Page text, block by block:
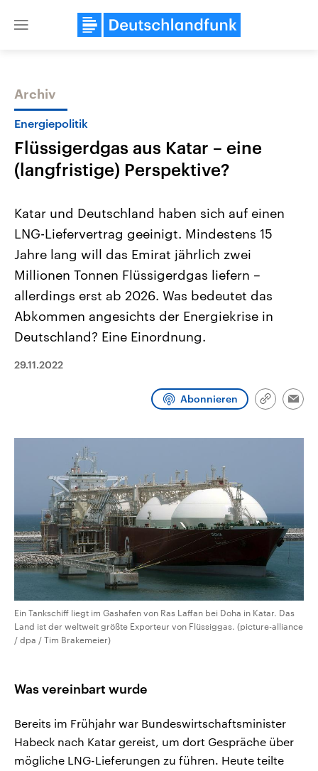
Close
Themen
Landtagswahl Sachsen-Anhalt
2026
Alle Informationen
Sachsen-Anhalt wählt am 6.
September 2026 einen neuen
Landtag. Seit 2021 wird das
Bundesland von einer Koalition aus
CDU, SPD und FDP regiert.-
Umfragen, Prognosen,
und Hintergründe zu den Parteien
und Kandidaten der anstehenden
USA
Aktuelle Beiträge,
Hintergründe
Wirtschaftlich und
gehören die Vereinigten
den mächtigsten Ländern
mit großem Einfluss auf
aktuelle Weltgeschehen.
Sendungen
Archiv
Energiepolitik
Flüssigerdgas aus Katar – eine
(langfristige) Perspektive?
Katar und Deutschland haben sich auf einen
LNG-Liefervertrag geeinigt. Mindestens 15
Jahre lang will das Emirat jährlich zwei
Millionen Tonnen Flüssigerdgas liefern –
allerdings erst ab 2026. Was bedeutet das
Abkommen angesichts der Energiekrise in
Deutschland? Eine Einordnung.
29.11.2022
Abonnieren
Link
Ein Tankschiff liegt im Gashafen von Ras Laffan bei Doha in Katar. Das
Land ist der weltweit größte Exporteur von Flüssiggas. (picture-alliance
/ dpa / Tim Brakemeier)
Was vereinbart wurde
Bereits im Frühjahr war Bundeswirtschaftsminister
Habeck nach Katar gereist, um dort Gespräche über
mögliche LNG-Lieferungen zu führen. Heute teilte